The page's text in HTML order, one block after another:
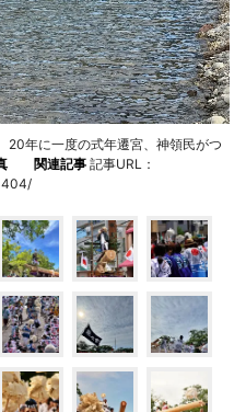
年に一度の式年遷宮、神領民がつ
関連記事 記事URL：